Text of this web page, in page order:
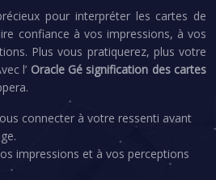
pour interpréter les cartes de
confiance à vos impressions, à vos
Plus vous pratiquerez, plus votre
l’ Oracle Gé signification des cartes
connecter à votre ressenti avant
impressions et à vos perceptions